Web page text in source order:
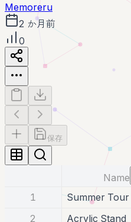
Memoreru
2 か月前
0
保存
Name
1
Summer
2
Acrylic Stand